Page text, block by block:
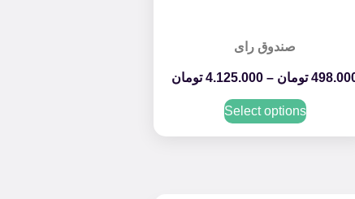
صندوق رای
تومان –
4.125.000 تومان
Select options